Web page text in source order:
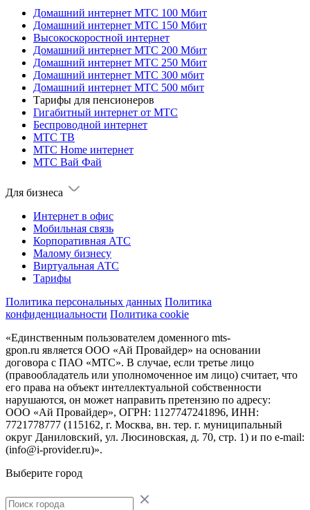
Домашний интернет МТС 100 Мбит
Домашний интернет МТС 150 Мбит
Высокоскоростной интернет
Домашний интернет МТС 200 Мбит
Домашний интернет МТС 250 Мбит
Домашний интернет МТС 300 мбит
Домашний интернет МТС 500 мбит
Тарифы для пенсионеров
Гигабитный интернет от МТС
Беспроводной интернет
МТС ТВ
МТС Home интернет
МТС Вай Фай
Для бизнеса
Интернет в офис
Мобильная связь
Корпоративная АТС
Малому бизнесу
Виртуальная АТС
Тарифы
Политика персональных данных Политика
конфиденциальности Политика cookie
«Единственным пользователем доменного mts-
gpon.ru является ООО «Ай Провайдер» на основании
договора с ПАО «МТС». В случае, если третье лицо
(правообладатель или уполномоченное им лицо) считает, что
его права на объект интеллектуальной собственности
нарушаются, он может направить претензию по адресу:
ООО «Ай Провайдер», ОГРН: 1127747241896, ИНН:
7721778777 (115162, г. Москва, вн. тер. г. муниципальный
округ Даниловский, ул. Люсиновская, д. 70, стр. 1) и по e-mail:
(info@i-provider.ru)».
Выберите город